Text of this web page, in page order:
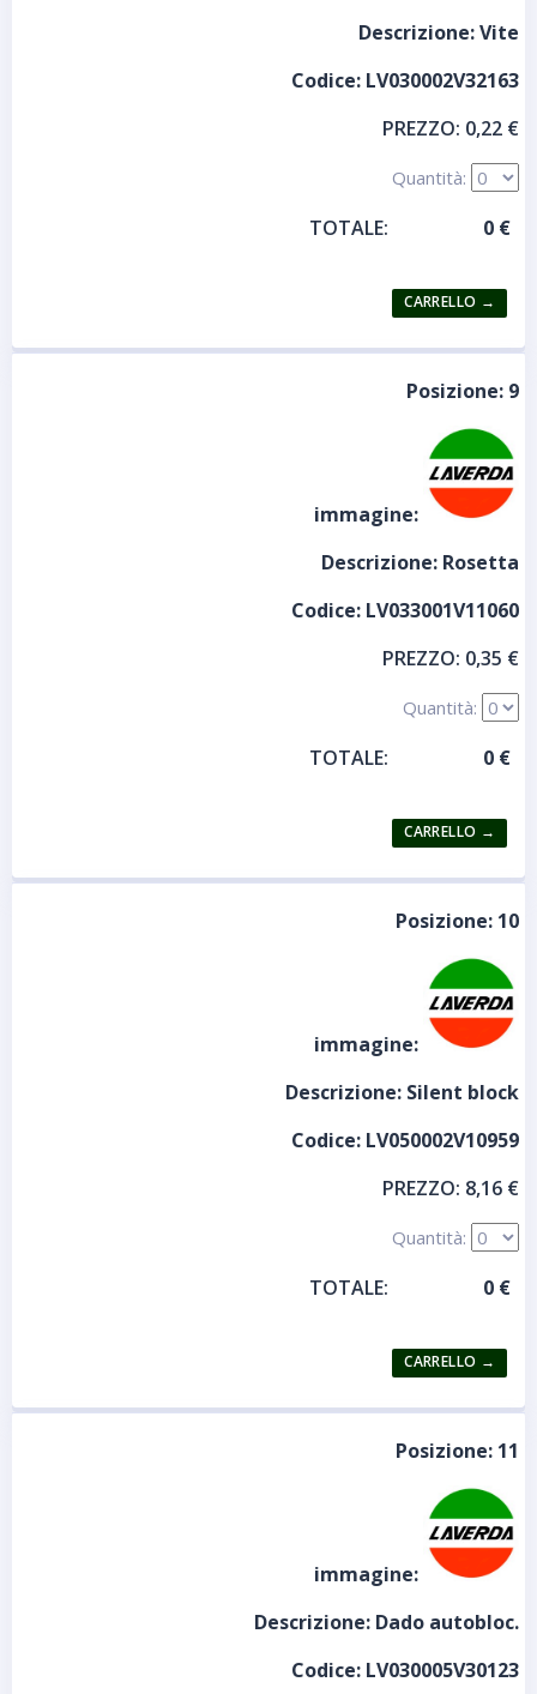
Descrizione:Vite
Codice: LV030002V32163
PREZZO: 0,22 €
Quantità:
TOTALE:
Posizione: 9
immagine:
Descrizione: Rosetta
Codice: LV033001V11060
PREZZO: 0,35 €
Quantità:
TOTALE:
Posizione: 10
immagine:
Descrizione: Silent block
Codice: LV050002V10959
PREZZO: 8,16 €
Quantità:
TOTALE:
Posizione: 11
immagine:
Descrizione: Dado autobloc.
Codice: LV030005V30123